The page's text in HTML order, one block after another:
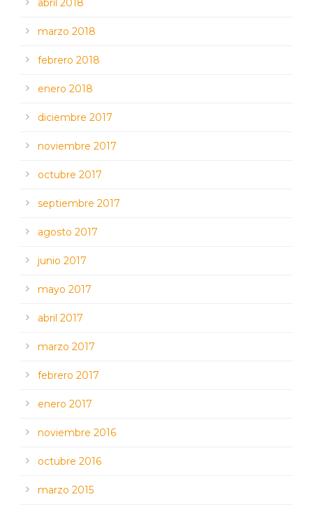
abril 2018
marzo 2018
febrero 2018
enero 2018
diciembre 2017
noviembre 2017
octubre 2017
septiembre 2017
agosto 2017
junio 2017
mayo 2017
abril 2017
marzo 2017
febrero 2017
enero 2017
noviembre 2016
octubre 2016
marzo 2015